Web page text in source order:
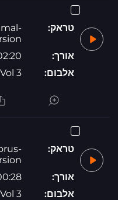
טראק:
אורך:
אלבום:
3
טראק:
אורך:
אלבום:
3